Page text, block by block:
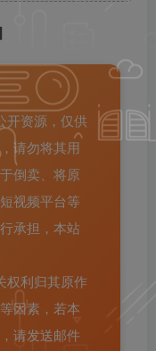
开资源，仅供
请勿将其用
倒卖、将原
视频平台等
承担，本站
权利归其原作
因素，若本
请发送邮件